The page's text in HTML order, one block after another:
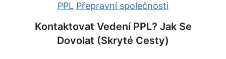
PPL Přepravní společnosti
Kontaktovat Vedení PPL? Jak Se
Dovolat (skryté Cesty)